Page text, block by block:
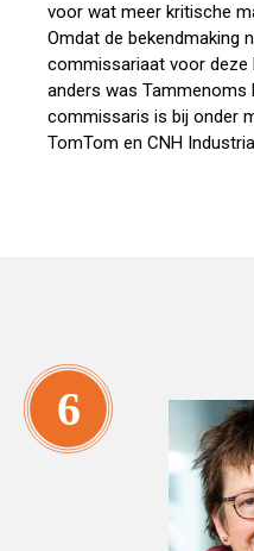
voor wat meer kritische
Omdat de bekendmaking
commissariaat voor deze
anders was Tammenoms
commissaris is bij onder
TomTom en CNH
6